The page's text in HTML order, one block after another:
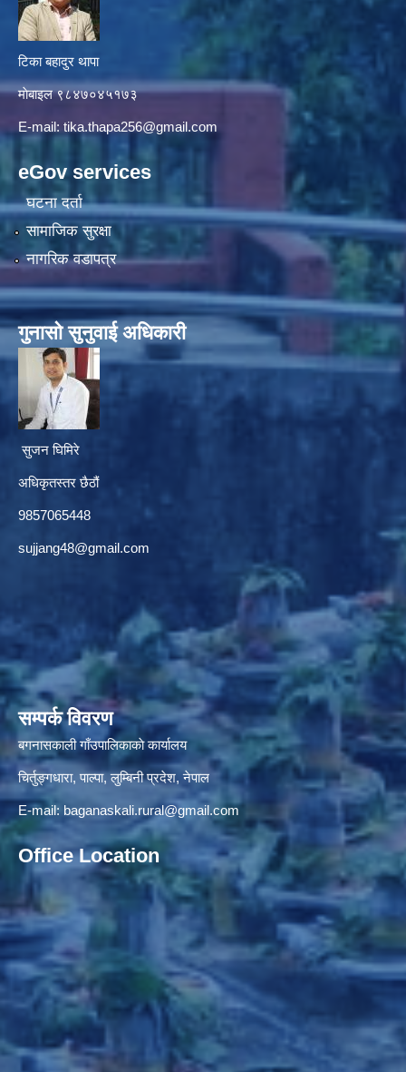
टिका बहादुर थापा
माे‍बाइल ९८४७०४५१७३
E-mail: tika.thapa256@gmail.com
eGov services
घटना दर्ता
सामाजिक सुरक्षा
नागरिक वडापत्र
गुनासाे सुनुवाई अधिकारी
सुजन घिमिरे
अधिकृतस्तर छैठौं‌
9857065448
sujjang48@gmail.com
सम्पर्क विवरण
बगनासकाली गाँउपालिकाकाे कार्यालय
चिर्तुङ्गधारा, पाल्पा, लुम्बिनी प्रदेश, नेपाल
E-mail: baganaskali.rural@gmail.com
Office Location